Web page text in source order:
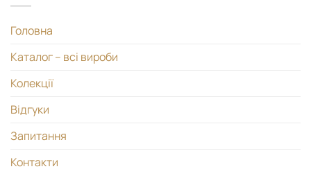
Головна
Каталог – всі вироби
Колекції
Відгуки
Запитання
Контакти